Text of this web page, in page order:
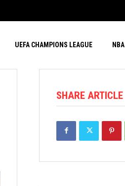
UEFA CHAMPIONS LEAGUE NBA
SHARE ARTICLE